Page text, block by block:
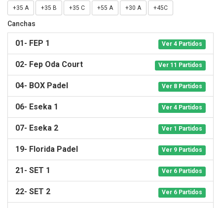
+35 A +35 B +35 C +55 A +30 A +45C
Canchas
01- FEP 1 Ver 4 Partidos
02- Fep Oda Court Ver 11 Partidos
04- BOX Padel Ver 8 Partidos
06- Eseka 1 Ver 4 Partidos
07- Eseka 2 Ver 1 Partidos
19- Florida Padel Ver 9 Partidos
21- SET 1 Ver 6 Partidos
22- SET 2 Ver 6 Partidos